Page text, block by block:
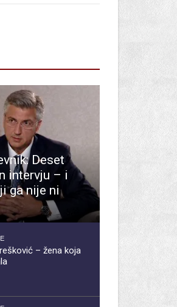
Deset
intervju – i
ga nije ni
– žena koja